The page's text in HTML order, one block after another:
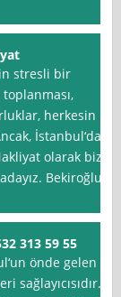
stresli bir
herkesin
İstanbul‘da
olarak biz
Bekiroğlu
313 59 55
önde gelen
sağlayıcısıdır.